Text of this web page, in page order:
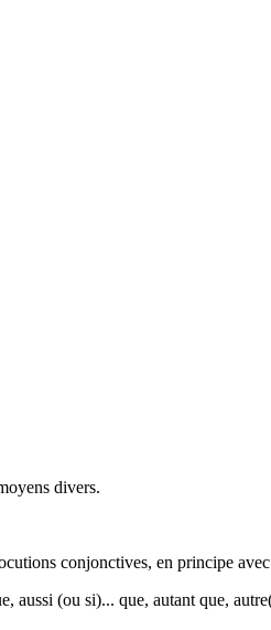
divers.
conjonctives, en principe
aussi (ou si)... que, autant que,